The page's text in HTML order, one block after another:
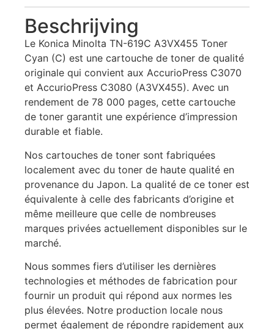
Beschrijving
Le Konica Minolta TN-619C A3VX455 Toner
Cyan (C) est une cartouche de toner de qualité
originale qui convient aux AccurioPress C3070
et AccurioPress C3080 (A3VX455). Avec un
rendement de 78 000 pages, cette cartouche
de toner garantit une expérience d’impression
durable et fiable.
Nos cartouches de toner sont fabriquées
localement avec du toner de haute qualité en
provenance du Japon. La qualité de ce toner est
équivalente à celle des fabricants d’origine et
même meilleure que celle de nombreuses
marques privées actuellement disponibles sur le
marché.
Nous sommes fiers d’utiliser les dernières
technologies et méthodes de fabrication pour
fournir un produit qui répond aux normes les
plus élevées. Notre production locale nous
permet également de répondre rapidement aux